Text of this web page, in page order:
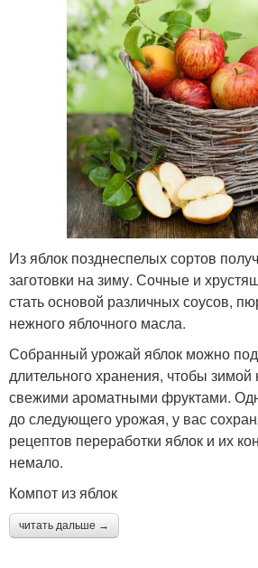
Из яблок позднеспелых сортов
заготовки на зиму. Сочные и
стать основой различных соусов,
нежного яблочного масла.
Собранный урожай яблок можно
длительного хранения, чтобы зимой
свежими ароматными фруктами.
до следующего урожая, у вас
рецептов переработки яблок и их
немало.
Компот из яблок
читать дальше →